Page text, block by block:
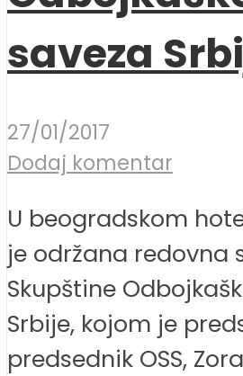
saveza
27/01/2017
Dodaj komentar
U beogradskom
je održana redovna
Skupštine
Srbije, kojom je
predsednik OSS,